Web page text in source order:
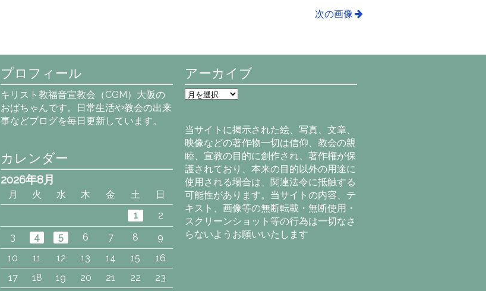
次の画像
プロフィール
キリスト教福音宣教会（CGM）大阪の
おばちゃんです。日常生活や教会の出来
事などブログを毎日更新しています。
アーカイブ
ア
ー
ブ
当サイトに掲示された絵、写真、文章、
映像などの著作物一切は信仰、教会の親
睦、宣教の目的に創作され、著作権が保
護されており、本来の目的以外の用途に
使用される場合は、関連法令に抵触する
可能性があります。当サイトの内容、テ
キスト、画像等の無断転載・無断使用・
スクリーンショット等の行為は一切なさ
らないようお願いいたします
カレンダー
2026年8月
月 火 水 木 金 土
日
1
2
3
4 5 6 7 8
9
10
11 12 13 14 15
16
17
18 19 20 21 22
23